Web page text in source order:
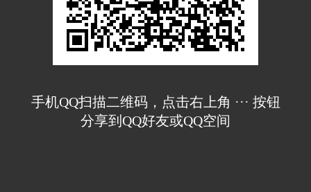
手机QQ扫描二维码，点击右上角 ··· 按钮
分享到QQ好友或QQ空间